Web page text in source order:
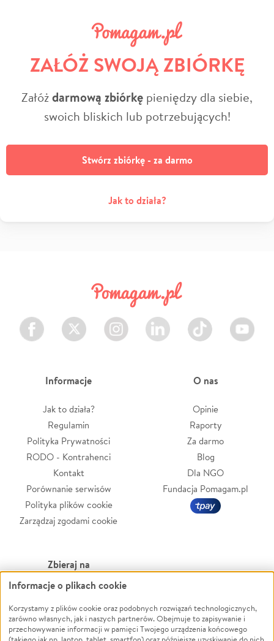
ZAŁÓŻ SWOJĄ ZBIÓRKĘ
Załóżdarmową zbiórkę pieniędzy dla siebie,
swoich bliskich lub potrzebujących!
Stwórz zbiórkę - za darmo
Jak to działa?
Facebook Twitter Instagram LinkedIn TikTok Youtube
Informacje
Jak to działa?
Regulamin
Polityka Prywatności
RODO - Kontrahenci
Kontakt
Porównanie serwisów
Polityka plików cookie
Zarządzaj zgodami cookie
O nas
Opinie
Raporty
Za darmo
Blog
Dla NGO
Fundacja Pomagam.pl
Zbieraj na
Leczenie
Zwierzęta
Pożar
Powódź
Wichura
Informacje o plikach cookie
Korzystamy z plików cookie oraz podobnych rozwiązań technologicznych,
zarówno własnych, jak i naszych partnerów. Obejmuje to zapisywanie i
przechowywanie informacji w pamięci Twojego urządzenia końcowego